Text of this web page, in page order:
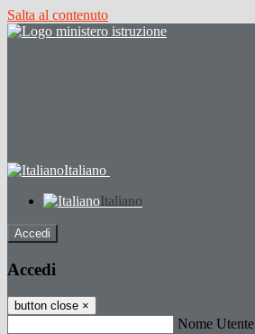
Salta al contenuto
Italiano
Italiano
Accedi
Accedi
button close ×
Nome Utente